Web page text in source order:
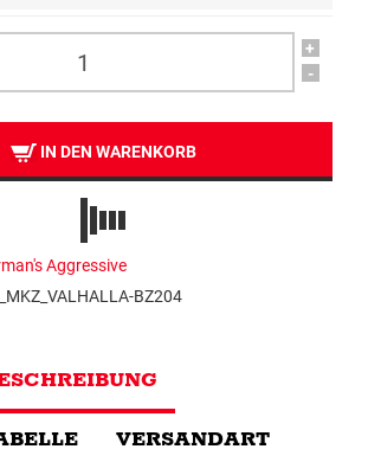
+
-
IN DEN WARENKORB
Aggressive
BZ204
VERSANDART